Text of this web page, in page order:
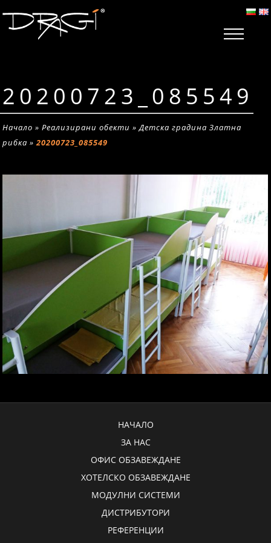
20200723_085549
Начало »Реализирани обекти »Детска градина Златна
рибка »20200723_085549
НАЧАЛО
ЗА НАС
ОФИС ОБЗАВЕЖДАНЕ
ХОТЕЛСКО ОБЗАВЕЖДАНЕ
МОДУЛНИ СИСТЕМИ
ДИСТРИБУТОРИ
РЕФЕРЕНЦИИ